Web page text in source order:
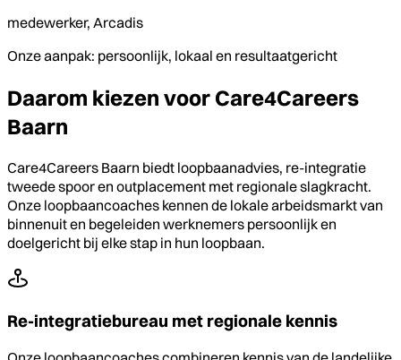
medewerker, Arcadis
Onze aanpak: persoonlijk, lokaal en resultaatgericht
Daarom kiezen voor Care4Careers
Baarn
Care4Careers Baarn biedt loopbaanadvies, re-integratie
tweede spoor en outplacement met regionale slagkracht.
Onze loopbaancoaches kennen de lokale arbeidsmarkt van
binnenuit en begeleiden werknemers persoonlijk en
doelgericht bij elke stap in hun loopbaan.
Re-integratiebureau met regionale kennis